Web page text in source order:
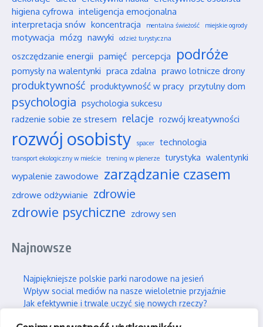
higiena cyfrowa inteligencja emocjonalna
interpretacja snów koncentracja mentalna świeżość miejskie ogrody
motywacja mózg nawyki odzież turystyczna
oszczędzanie energii pamięć percepcja podróże
pomysły na walentynki praca zdalna prawo lotnicze drony
produktywność produktywność w pracy przytulny dom
psychologia psychologia sukcesu
radzenie sobie ze stresem relacje rozwój kreatywności
rozwój osobisty spacer technologia
transport ekologiczny w mieście trening w plenerze turystyka walentynki
wypalenie zawodowe zarządzanie czasem
zdrowe odżywianie zdrowie
zdrowie psychiczne zdrowy sen
Najnowsze
Najpiękniejsze polskie parki narodowe na jesień
Wpływ social mediów na nasze wieloletnie przyjaźnie
Jak efektywnie i trwale uczyć się nowych rzeczy?